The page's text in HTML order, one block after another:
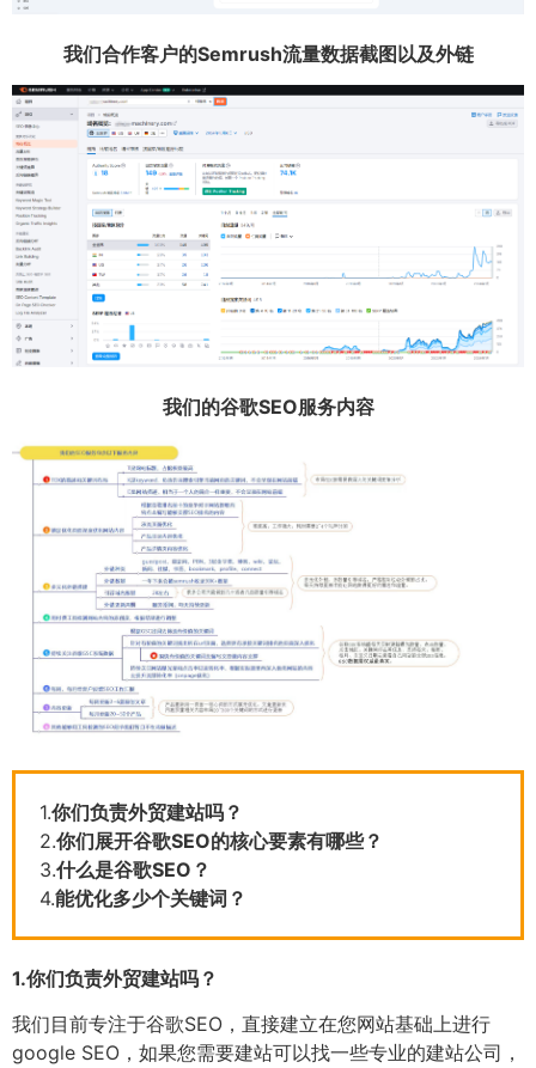
我们合作客户的Semrush流量数据截图以及外链
我们的谷歌SEO服务内容
1.你们负责外贸建站吗？
2.你们展开谷歌SEO的核心要素有哪些？
3.什么是谷歌SEO？
4.能优化多少个关键词？
1.你们负责外贸建站吗？
我们目前专注于谷歌SEO，直接建立在您网站基础上进行
google SEO，如果您需要建站可以找一些专业的建站公司，